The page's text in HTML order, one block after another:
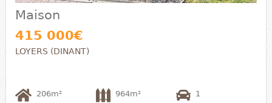
Maison
415 000€
LOYERS (DINANT)
206m² 964m² 1